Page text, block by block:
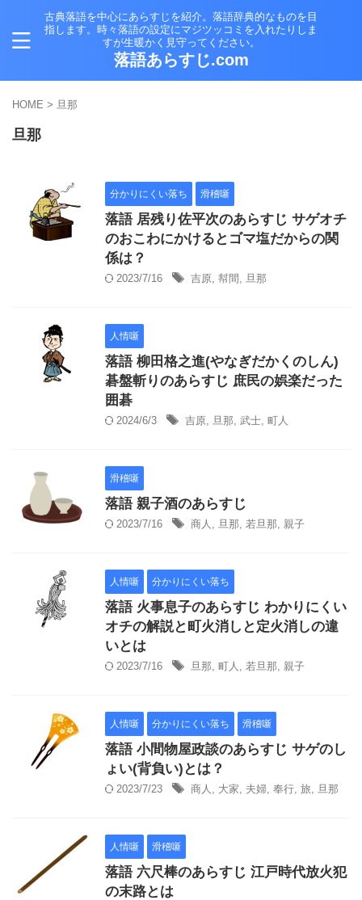
古典落語を中心にあらすじを紹介。落語辞典的なものを目
指します。時々落語の設定にマジツッコミを入れたりしま
すが生暖かく見守ってください。
落語あらすじ.com
HOME > 旦那
旦那
分かりにくい落ち 滑稽噺
落語 居残り佐平次のあらすじ サゲオチ
のおこわにかけるとゴマ塩だからの関
係は？
2023/7/16 吉原, 幇間 , 旦那
人情噺
落語 柳田格之進(やなぎだかくのしん)
碁盤斬りのあらすじ 庶民の娯楽だった
囲碁
2024/6/3 吉原, 旦那, 武士, 町人
滑稽噺
落語 親子酒のあらすじ
2023/7/16 商人 , 旦那, 若旦那, 親子
人情噺 分かりにくい落ち
落語 火事息子のあらすじ わかりにくい
オチの解説と町火消しと定火消しの違
いとは
2023/7/16 旦那, 町人 , 若旦那, 親子
人情噺 分かりにくい落ち 滑稽噺
落語 小間物屋政談のあらすじ サゲのし
ょい(背負い)とは？
2023/7/23 商人 , 大家, 夫婦, 奉行, 旅, 旦那
人情噺 滑稽噺
落語 六尺棒のあらすじ 江戸時代放火犯
の末路とは